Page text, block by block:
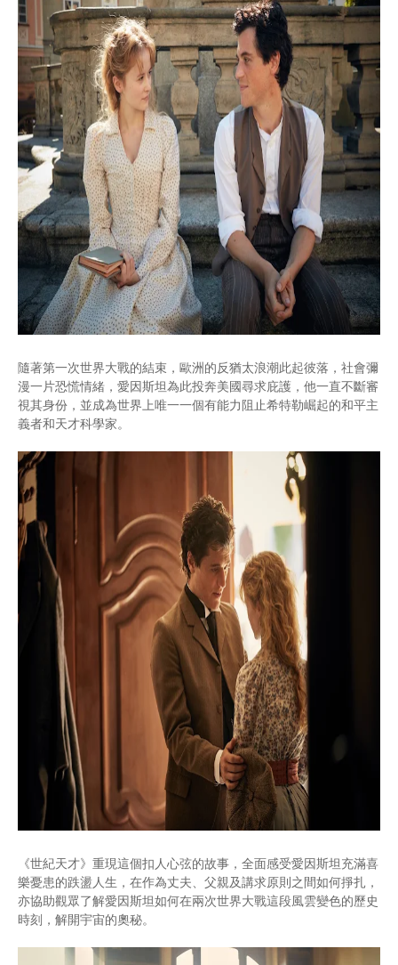
隨著第一次世界大戰的結束，歐洲的反猶太浪潮此起彼落，社會彌
漫一片恐慌情緒，愛因斯坦為此投奔美國尋求庇護，他一直不斷審
視其身份，並成為世界上唯一一個有能力阻止希特勒崛起的和平主
義者和天才科學家。
《世紀天才》重現這個扣人心弦的故事，全面感受愛因斯坦充滿喜
樂憂患的跌盪人生，在作為丈夫、父親及講求原則之間如何掙扎，
亦協助觀眾了解愛因斯坦如何在兩次世界大戰這段風雲變色的歷史
時刻，解開宇宙的奧秘。